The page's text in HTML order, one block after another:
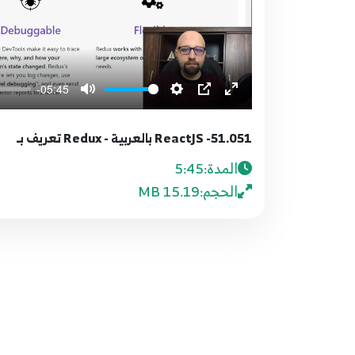
-05:45
51.051- ReactJS بالعربية - Redux تعريف بـ
المدة:5:45
الحجم:15.19 MB